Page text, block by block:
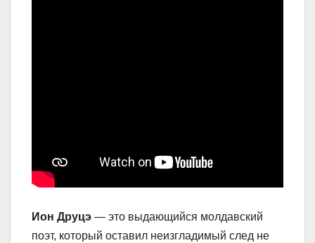
Ион Друцэ — это выдающийся молдавский
поэт, который оставил неизгладимый след не